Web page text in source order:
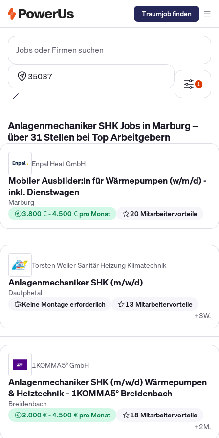
Traumjob finden
Jobs oder Firmen suchen
35037
1
Anlagenmechaniker SHK Jobs in Marburg –
über 31 Stellen bei Top Arbeitgebern
Enpal Heat GmbH
Mobiler Ausbilder:in für Wärmepumpen (w/m/d) -
inkl. Dienstwagen
Marburg
3.800 € - 4.500 € pro Monat
20 Mitarbeitervorteile
Torsten Weiler Sanitär Heizung Klimatechnik
Anlagenmechaniker SHK (m/w/d)
Dautphetal
Keine Montage erforderlich
13 Mitarbeitervorteile
+3W.
1KOMMA5° GmbH
Anlagenmechaniker SHK (m/w/d) Wärmepumpen
& Heiztechnik - 1KOMMA5° Breidenbach
Breidenbach
3.000 € - 4.500 € pro Monat
18 Mitarbeitervorteile
+2M.